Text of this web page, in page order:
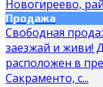
Продажа
Свободная
заезжай и живи!
расположен в
Сакраменто, с...